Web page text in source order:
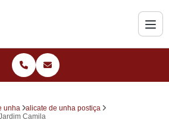
unha
alicate de unha postiça
Camila